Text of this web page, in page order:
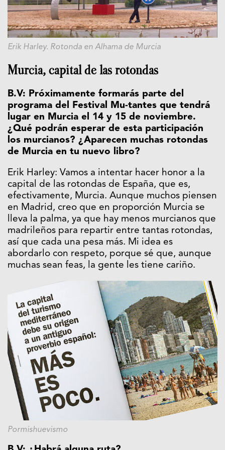
Erik Harley. Rotonda en Alhama de Murcia
Murcia, capital de las rotondas
B.V: Próximamente formarás parte del
programa del Festival Mu-tantes que tendrá
lugar en Murcia el 14 y 15 de noviembre.
¿Qué podrán esperar de esta participación
los murcianos? ¿Aparecen muchas rotondas
de Murcia en tu nuevo libro?
Erik Harley: Vamos a intentar hacer honor a la
capital de las rotondas de España, que es,
efectivamente, Murcia. Aunque muchos piensen
en Madrid, creo que en proporción Murcia se
lleva la palma, ya que hay menos murcianos que
madrileños para repartir entre tantas rotondas,
así que cada una pesa más. Mi idea es
abordarlo con respeto, porque sé que, aunque
muchas sean feas, la gente les tiene cariño.
Pormishuevismo